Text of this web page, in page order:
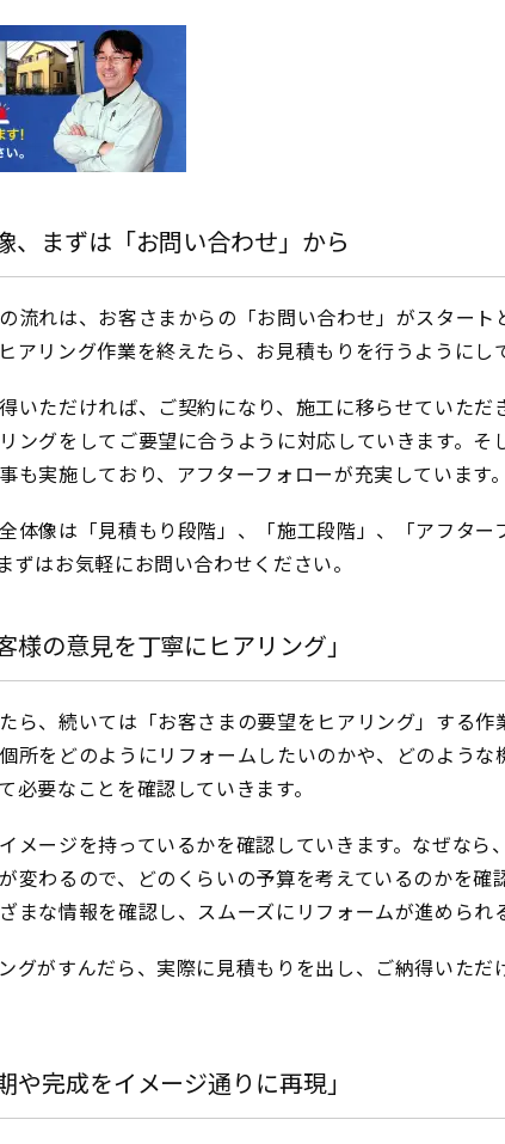
、まずは「お問い合わせ」から
流れは、お客さまからの「お問い合わせ」がスタート
アリング作業を終えたら、お見積もりを行うようにし
いただければ、ご契約になり、施工に移らせていただ
ングをしてご要望に合うように対応していきます。そ
も実施しており、アフターフォローが充実しています。
体像は「見積もり段階」、「施工段階」、「アフター
ずはお気軽にお問い合わせください。
様の意見を丁寧にヒアリング」
ら、続いては「お客さまの要望をヒアリング」する作
所をどのようにリフォームしたいのかや、どのような
必要なことを確認していきます。
メージを持っているかを確認していきます。なぜなら
変わるので、どのくらいの予算を考えているのかを確
まな情報を確認し、スムーズにリフォームが進められ
グがすんだら、実際に見積もりを出し、ご納得いただ
や完成をイメージ通りに再現」